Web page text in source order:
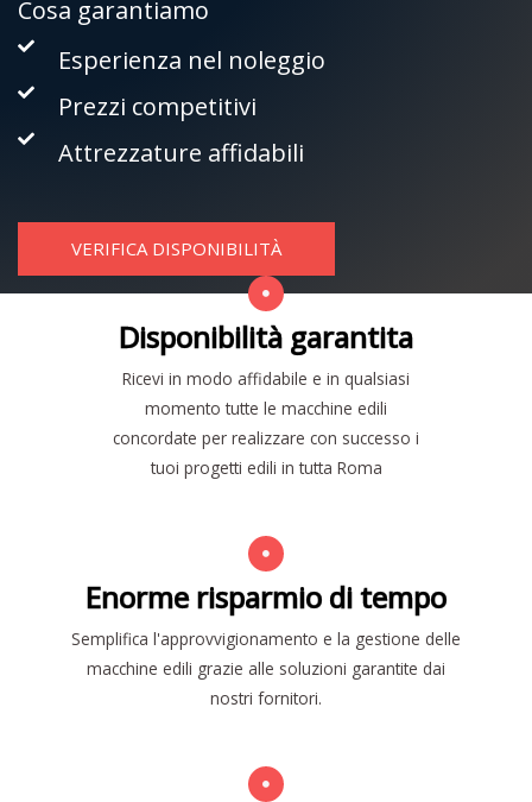
Cosa garantiamo
Esperienza nel noleggio
Prezzi competitivi
Attrezzature affidabili
VERIFICA DISPONIBILITÀ
Disponibilità garantita
Ricevi in modo affidabile e in qualsiasi
momento tutte le macchine edili
concordate per realizzare con successo i
tuoi progetti edili in tutta Roma
Enorme risparmio di tempo
Semplifica l'approvvigionamento e la gestione delle
macchine edili grazie alle soluzioni garantite dai
nostri fornitori.